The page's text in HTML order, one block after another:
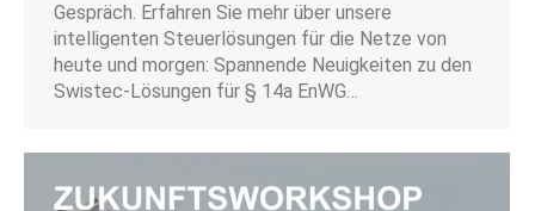
Gespräch. Erfahren Sie mehr über unsere
intelligenten Steuerlösungen für die Netze von
heute und morgen: Spannende Neuigkeiten zu den
Swistec-Lösungen für § 14a EnWG…